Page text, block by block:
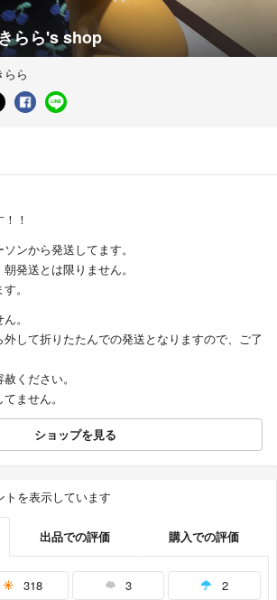
らら's shop
らら
！
ンから発送してます。
発送とは限りません。
。
。
して折りたたんでの発送となりますので、ご了
ください。
ません。
ショップを見る
トを表示しています
出品での評価 購入での評価
318 3 2